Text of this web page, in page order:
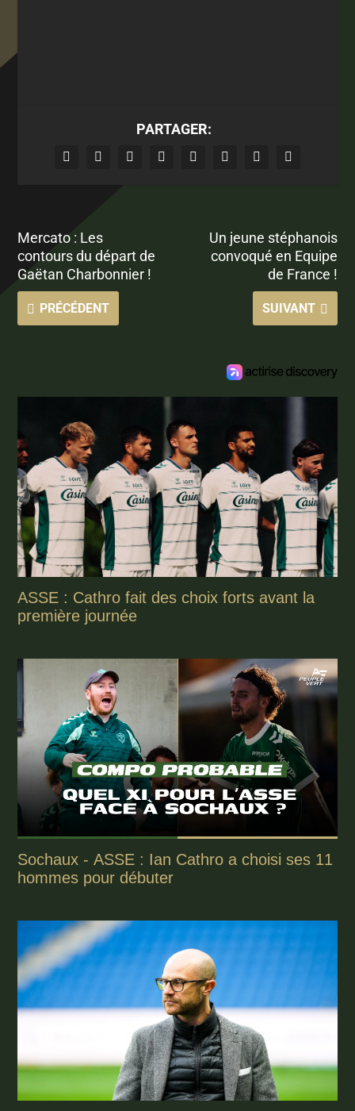
PARTAGER:
Mercato : Les
contours du départ de
Gaëtan Charbonnier !
PRÉCÉDENT
Un jeune stéphanois
convoqué en Equipe
de France !
SUIVANT
ASSE : Cathro fait des choix forts avant la
première journée
Sochaux - ASSE : Ian Cathro a choisi ses 11
hommes pour débuter